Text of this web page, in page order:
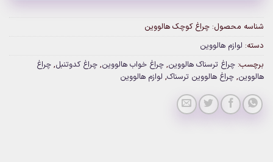
شناسه محصول: چراغ کوچک هالووین
دسته: لوازم هالووین
برچسب: چراغ ترسناک هالووین, چراغ خواب هالووین, چراغ کدوتنبل, چراغ
هالووین, چراغ هالووین ترسناک, لوازم هالووین